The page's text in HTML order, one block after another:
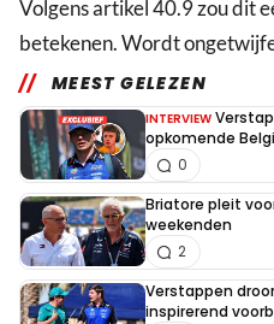
Volgens artikel 40.9 zou dit
betekenen. Wordt
MEEST GELEZEN
INTERVIEW
opkomende
0
Briatore pleit
weekenden
2
Verstappen
inspirerend